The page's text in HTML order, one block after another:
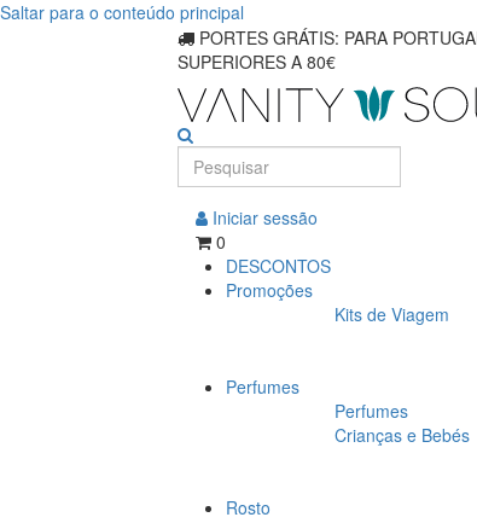
Saltar para o conteúdo principal
Mantenha-
antitranspirantes
PORTES GRÁTIS: PARA
SUPERIORES A 80€
Iniciar sessão
0
DESCONTOS
Promoções
Kits de Viagem
Perfumes
Perfumes
Crianças e Bebés
Rosto